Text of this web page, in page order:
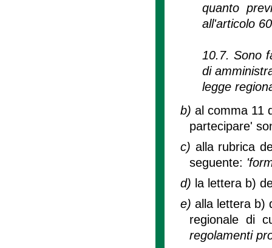
quanto
all'articolo
10.7. Sono
di
legge
b) al comma 11
partecipare'
c) alla rubrica
seguente:
d) la lettera b)
e) alla lettera b)
regionale di
regolamenti